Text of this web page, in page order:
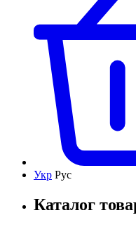
Укр Рус
Каталог